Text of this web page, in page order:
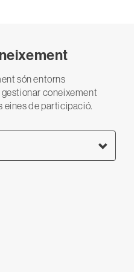
són entorns
coneixement
de participació.